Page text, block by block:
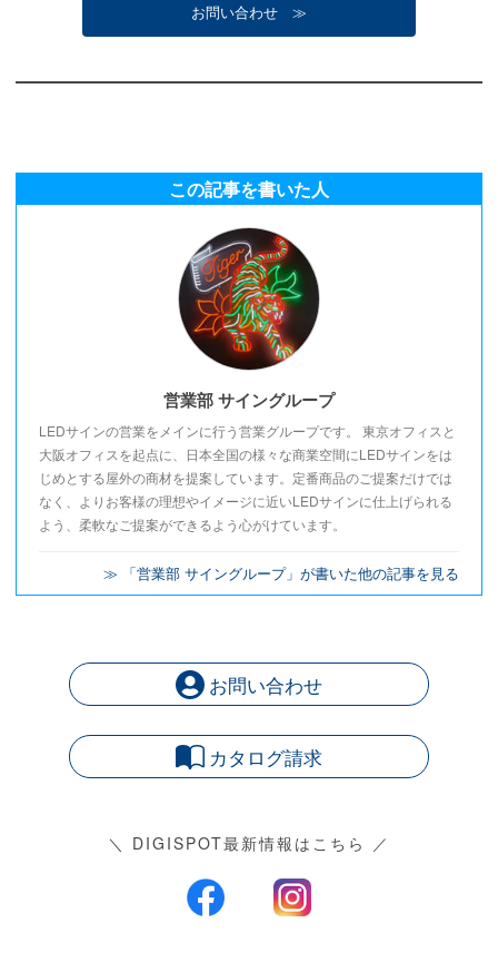
お問い合わせ ≫
この記事を書いた人
営業部 サイングループ
LEDサインの営業をメインに行う営業グループです。 東京オフィスと
大阪オフィスを起点に、日本全国の様々な商業空間にLEDサインをは
じめとする屋外の商材を提案しています。定番商品のご提案だけでは
なく、よりお客様の理想やイメージに近いLEDサインに仕上げられる
よう、柔軟なご提案ができるよう心がけています。
≫ 「営業部 サイングループ」が書いた他の記事を見る
お問い合わせ
カタログ請求
＼ DIGISPOT最新情報はこちら ／